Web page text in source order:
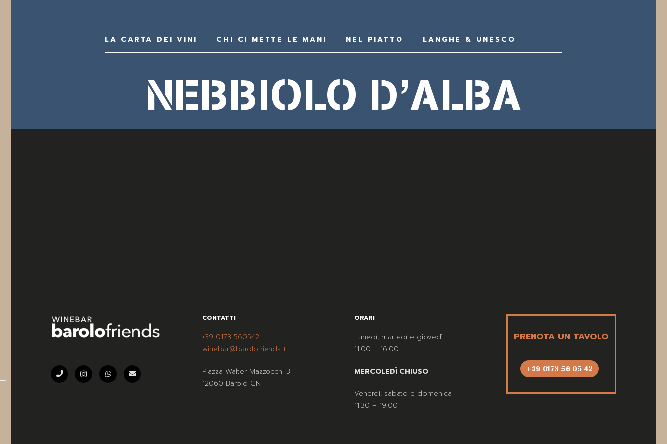
LA CARTA DEI VINI CHI CI METTE LE MANI NEL PIATTO LANGHE & UNESCO
NEBBIOLO D’ALBA
CONTATTI
+39 0173 560542
winebar@barolofriends.it
Piazza Walter Mazzocchi 3
12060 Barolo CN
ORARI
Lunedì, martedì e giovedì
11.00 – 16.00
MERCOLEDÌ CHIUSO
Venerdì, sabato e domenica
11.30 – 19.00
PRENOTA UN TAVOLO
+39 0173 56 05 42